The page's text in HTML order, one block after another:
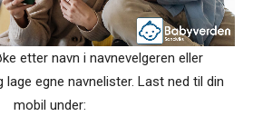
etter navn i navnevelgeren eller
egne navnelister. Last ned til din
mobil under: